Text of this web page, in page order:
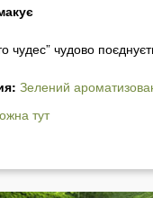
чудес” чудово
Зелений
тут